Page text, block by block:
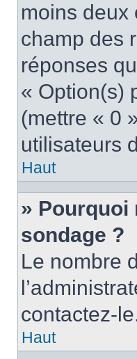
moins deux
champ des
réponses
« Option(s)
(mettre « 0
utilisateurs
Haut
» Pourquoi
sondage ?
Le nombre
contactez-
Haut